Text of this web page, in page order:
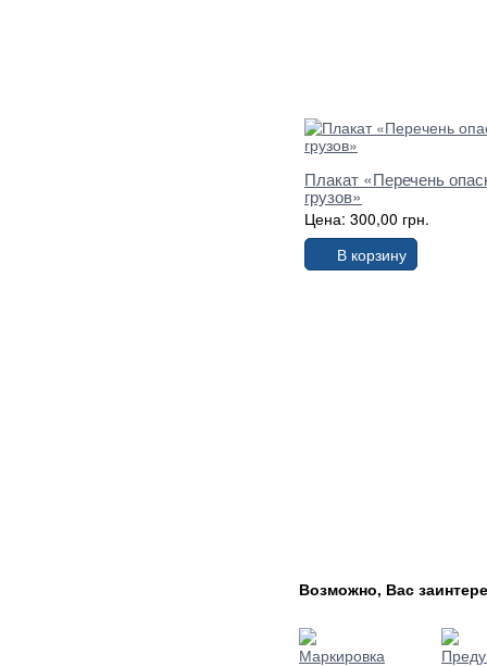
Плакат «Перечень
грузов»
Цена: 300,00 грн.
В корзину
Возможно, Вас
Маркировка